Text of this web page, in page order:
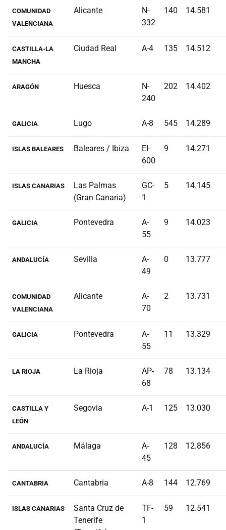
COMUNIDAD
VALENCIANA
Alicante
N-
332
140 14.581
CASTILLA-LA
MANCHA
Ciudad Real A-4 135 14.512
ARAGÓN Huesca
N-
240
202 14.402
GALICIA Lugo A-8 545 14.289
ISLAS BALEARES Baleares / Ibiza
EI-
600
9 14.271
ISLAS CANARIAS
Las Palmas
(Gran Canaria)
GC-
1
5 14.145
GALICIA Pontevedra
A-
55
9 14.023
ANDALUCÍA Sevilla
A-
49
0 13.777
COMUNIDAD
VALENCIANA
Alicante
A-
70
2 13.731
GALICIA Pontevedra
A-
55
11 13.329
LA RIOJA La Rioja
AP-
68
78 13.134
CASTILLA Y
LEÓN
Segovia A-1 125 13.030
ANDALUCÍA Málaga
A-
45
128 12.856
CANTABRIA Cantabria A-8 144 12.769
ISLAS CANARIAS
Santa Cruz de
Tenerife
TF-
1
59 12.541